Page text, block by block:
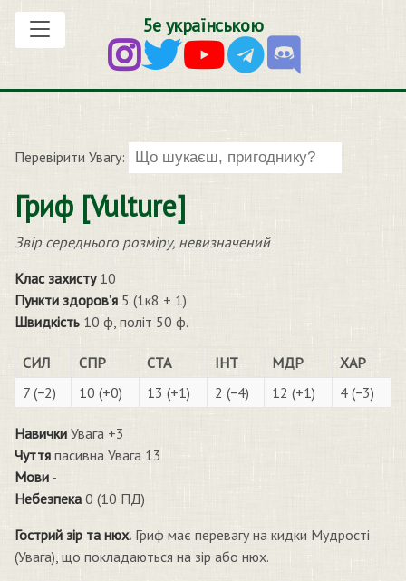
5е українською
Перевірити Увагу:
Гриф [Vulture]
Звір середнього розміру, невизначений
Клас захисту10
Пункти здоров’я 5 (1к8 + 1)
Швидкість 10 ф, політ 50 ф.
СИЛ СПР СТА ІНТ МДР
ХАР
7 (−2)
10 (+0) 13 (+1) 2 (−4) 12 (+1) 4 (−3)
Навички Увага +3
Чуття пасивна Увага 13
Мови -
Небезпека 0 (10 ПД)
Гострий зір та нюх. Гриф має перевагу на кидки Мудрості
(Увага), що покладаються на зір або нюх.